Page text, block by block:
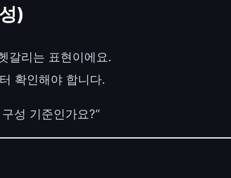
)
갈리는 표현이에요.
확인해야 합니다.
성 기준인가요?”